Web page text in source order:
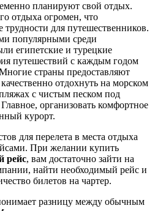
планируют свой отдых.
отдыха огромен, что
трудности для путешественников.
популярными среди
египетские и турецкие
путешествий с каждым годом
страны предоставляют
отдохнуть на морском
с чистым песком под
организовать комфортное
курорт.
для перелета в места отдыха
При желании купить
рейс, вам достаточно зайти на
найти необходимый рейс и
билетов на чартер.
разницу между обычным